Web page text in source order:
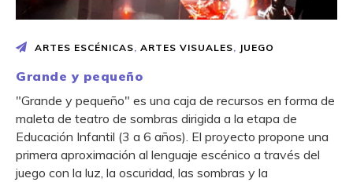
ARTES ESCÉNICAS, ARTES VISUALES, JUEGO
Grande y pequeño
"Grande y pequeño" es una caja de recursos en forma de
maleta de teatro de sombras dirigida a la etapa de
Educación Infantil (3 a 6 años). El proyecto propone una
primera aproximación al lenguaje escénico a través del
juego con la luz, la oscuridad, las sombras y la